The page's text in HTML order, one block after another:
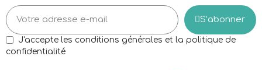
S’abonner
J'accepte les conditions générales et la politique de
confidentialité